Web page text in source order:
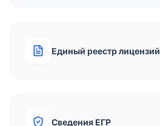
Единый реестр лицензий
Сведения ЕГР